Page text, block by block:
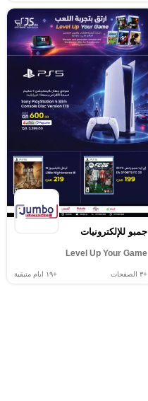
جمبو للإلكترونيات
Level Up Your Game
+٣ الصفحات +١٩ ايام متبقية